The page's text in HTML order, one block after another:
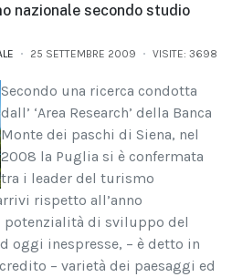
nazionale secondo studio
25 SETTEMBRE 2009 VISITE: 3698
Secondo una ricerca condotta
dall’ ‘Area Research’ della Banca
Monte dei paschi di Siena, nel
2008 la Puglia si è confermata
tra i leader del turismo
rispetto all’anno
potenzialità di sviluppo del
oggi inespresse, – è detto in
– varietà dei paesaggi ed